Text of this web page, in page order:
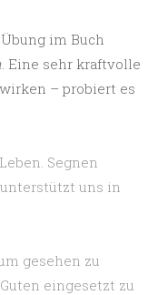
im Buch
. Eine sehr kraftvolle
– probiert es
Segnen
uns in
gesehen zu
eingesetzt zu